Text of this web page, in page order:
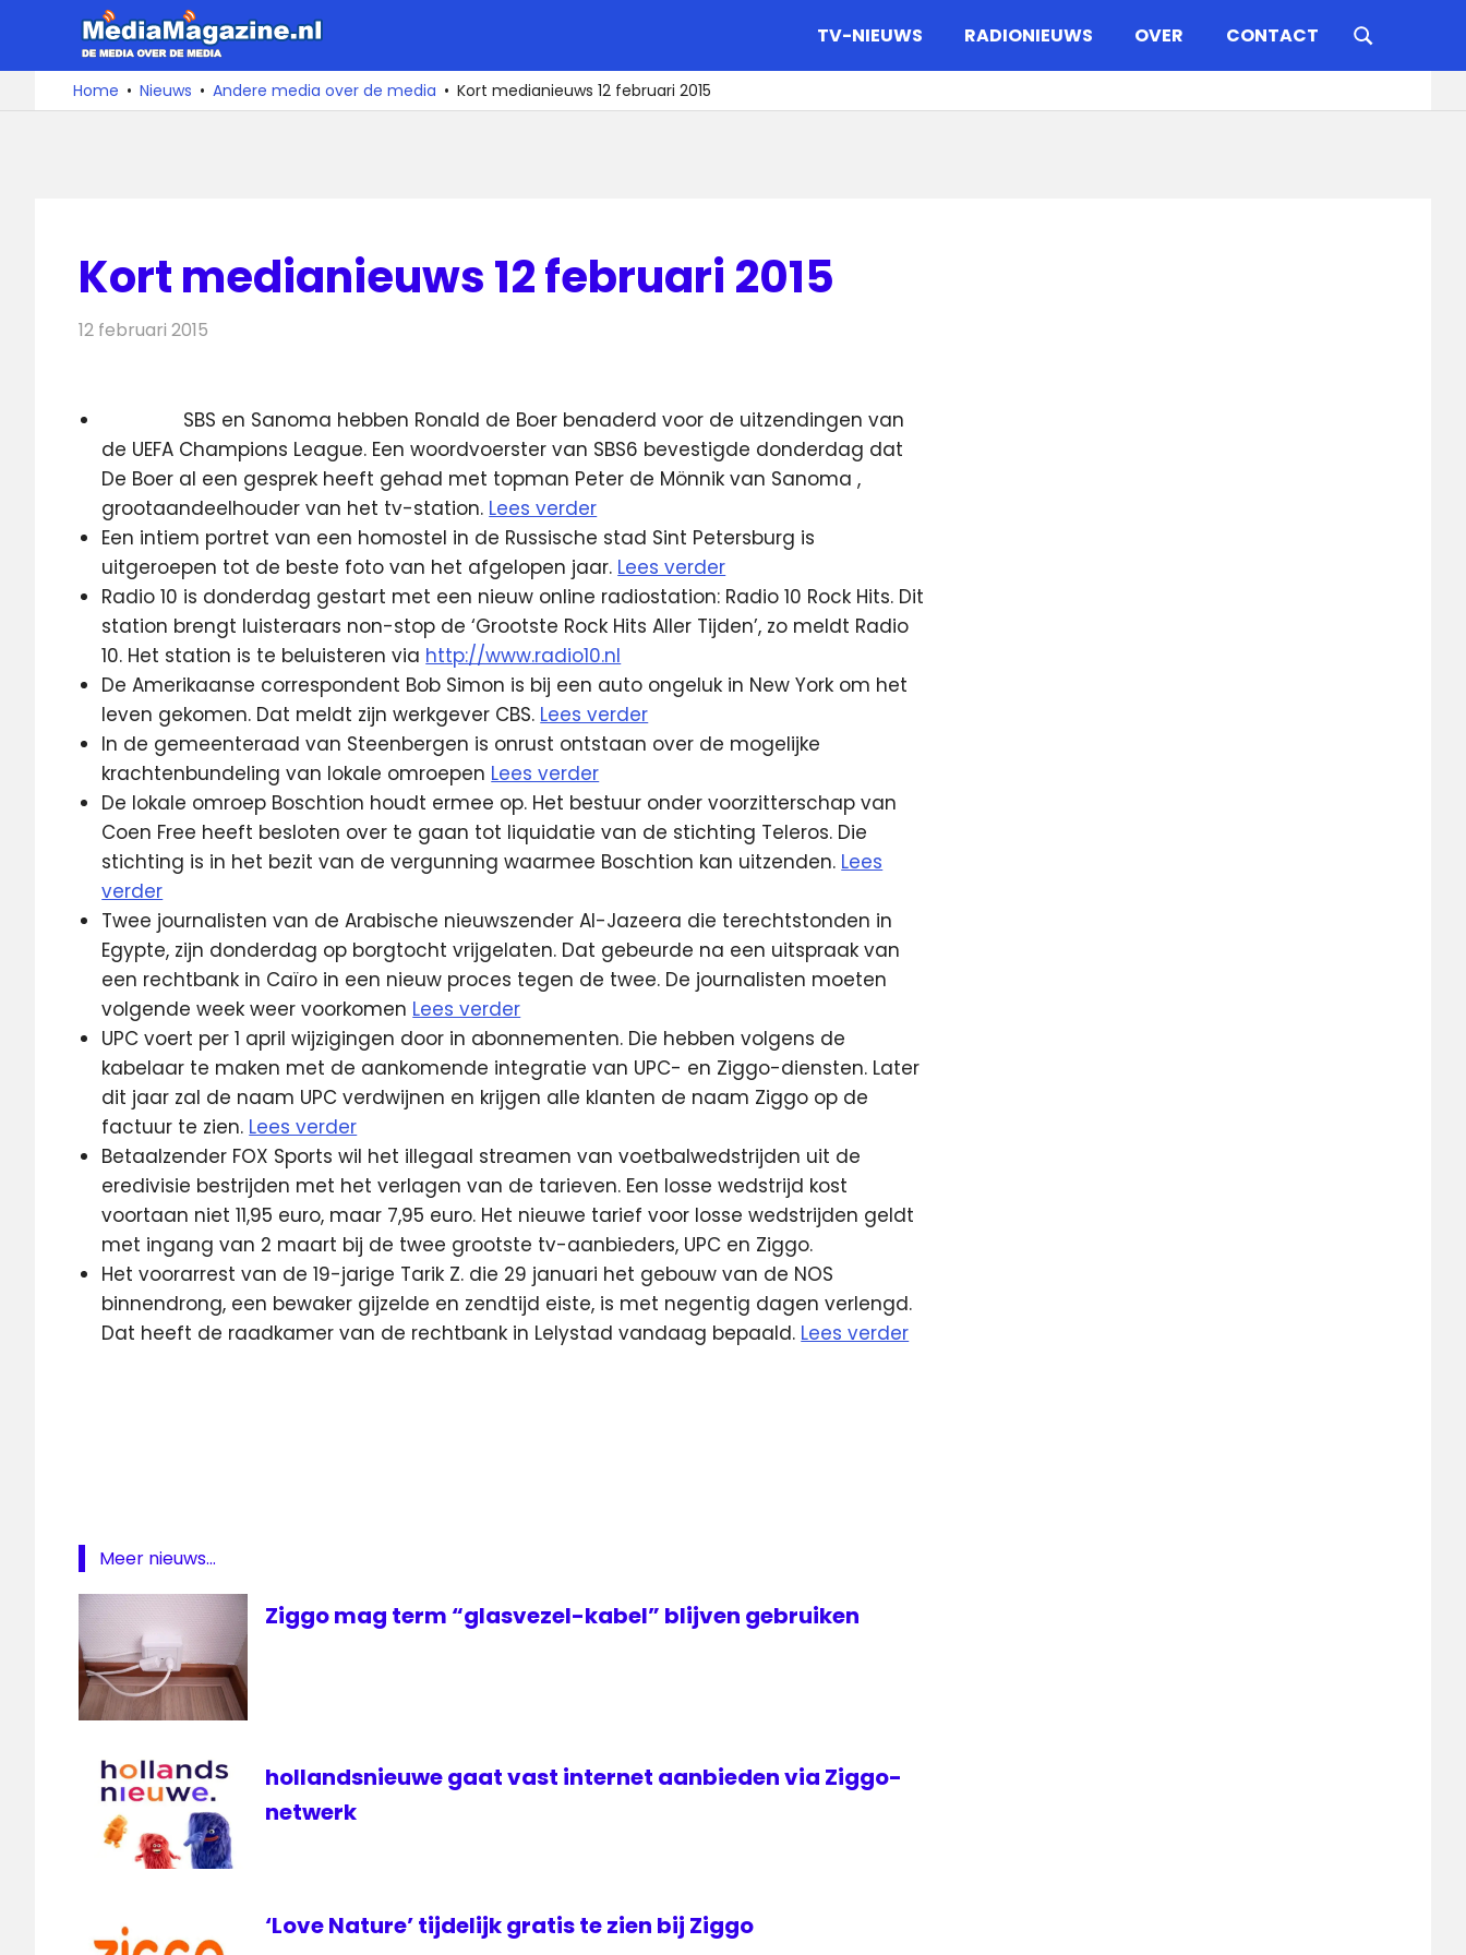
de
De
media
over
TV-NIEUWS RADIONIEUWS OVER CONTACT
Home Nieuws Andere media over de media Kort medianieuws 12 februari 2015
Kort medianieuws 12 februari 2015
12 februari 2015
SBS en Sanoma hebben Ronald de Boer benaderd voor de uitzendingen van
de UEFA Champions League. Een woordvoerster van SBS6 bevestigde donderdag dat
De Boer al een gesprek heeft gehad met topman Peter de Mönnik van Sanoma,
grootaandeelhouder van het tv-station. Lees verder
Een intiem portret van een homostel in de Russische stad Sint Petersburg is
uitgeroepen tot de beste foto van het afgelopen jaar. Lees verder
Radio 10 is donderdag gestart met een nieuw online radiostation: Radio 10 Rock Hits. Dit
station brengt luisteraars non-stop de ‘Grootste Rock Hits Aller Tijden’, zo meldt Radio
10. Het station is te beluisteren via http://www.radio10.nl
De Amerikaanse correspondent Bob Simon is bij een auto ongeluk in New York om het
leven gekomen. Dat meldt zijn werkgever CBS. Lees verder
In de gemeenteraad van Steenbergen is onrust ontstaan over de mogelijke
krachtenbundeling van lokale omroepen Lees verder
De lokale omroep Boschtion houdt ermee op. Het bestuur onder voorzitterschap van
Coen Free heeft besloten over te gaan tot liquidatie van de stichting Teleros. Die
stichting is in het bezit van de vergunning waarmee Boschtion kan uitzenden. Lees
verder
Twee journalisten van de Arabische nieuwszender Al-Jazeera die terechtstonden in
Egypte, zijn donderdag op borgtocht vrijgelaten. Dat gebeurde na een uitspraak van
een rechtbank in Caïro in een nieuw proces tegen de twee. De journalisten moeten
volgende week weer voorkomen Lees verder
UPC voert per 1 april wijzigingen door in abonnementen. Die hebben volgens de
kabelaar te maken met de aankomende integratie van UPC- en Ziggo-diensten. Later
dit jaar zal de naam UPC verdwijnen en krijgen alle klanten de naam Ziggo op de
factuur te zien. Lees verder
Betaalzender FOX Sports wil het illegaal streamen van voetbalwedstrijden uit de
eredivisie bestrijden met het verlagen van de tarieven. Een losse wedstrijd kost
voortaan niet 11,95 euro, maar 7,95 euro. Het nieuwe tarief voor losse wedstrijden geldt
met ingang van 2 maart bij de twee grootste tv-aanbieders, UPC en Ziggo.
Het voorarrest van de 19-jarige Tarik Z. die 29 januari het gebouw van de NOS
binnendrong, een bewaker gijzelde en zendtijd eiste, is met negentig dagen verlengd.
Dat heeft de raadkamer van de rechtbank in Lelystad vandaag bepaald. Lees verder
10
radionieuws
sbs6
UPC
Meer nieuws...
Ziggo mag term “glasvezel-kabel” blijven gebruiken
hollandsnieuwe gaat vast internet aanbieden via Ziggo-
netwerk
‘Love Nature’ tijdelijk gratis te zien bij Ziggo